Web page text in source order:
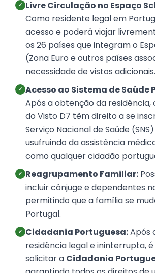
✓ Livre Circulação no Espaço
Como residente legal em
acesso e poderá viajar
os 26 países que integram o
(Zona Euro e outros países
necessidade de vistos adicionais.
✓ Acesso ao Sistema de Saúde
Após a obtenção da
do Visto D7 têm direito a se
Serviço Nacional de Saúde
usufruindo da assistência
como qualquer cidadão
✓ Reagrupamento Familiar:
incluir cônjuge e dependentes
permitindo que a família se
Portugal.
✓ Cidadania Portuguesa:Após
residência legal e ininterrupta,
solicitar a Cidadania